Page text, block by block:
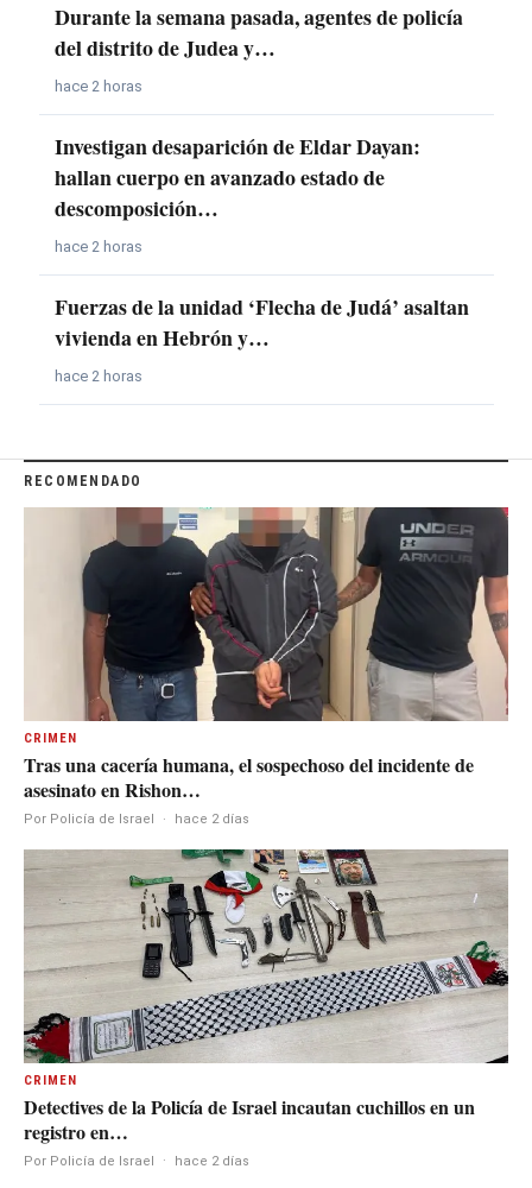
Durante la semana pasada, agentes de policía
del distrito de Judea y…
hace 2 horas
Investigan desaparición de Eldar Dayan:
hallan cuerpo en avanzado estado de
descomposición…
hace 2 horas
Fuerzas de la unidad ‘Flecha de Judá’ asaltan
vivienda en Hebrón y…
hace 2 horas
RECOMENDADO
CRIMEN
Tras una cacería humana, el sospechoso del incidente de
asesinato en Rishon…
Por Policía de Israel · hace 2 días
CRIMEN
Detectives de la Policía de Israel incautan cuchillos en un
registro en…
Por Policía de Israel · hace 2 días